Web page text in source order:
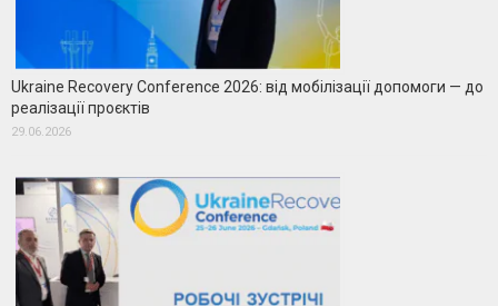
Ukraine Recovery Conference 2026: від мобілізації допомоги — до
реалізації проєктів
29.06.2026